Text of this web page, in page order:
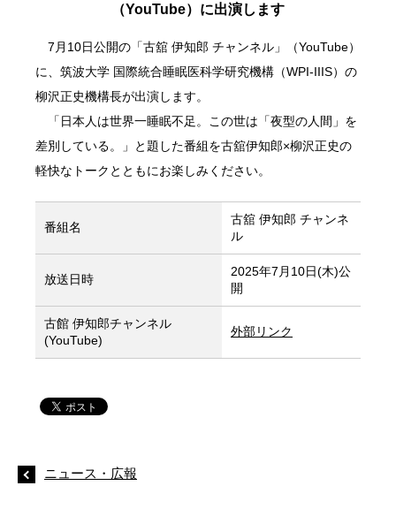
（YouTube）に出演します
7月10日公開の「古舘󠄁 伊知郎 チャンネル」（YouTube）
に、筑波大学 国際統合睡眠医科学研究機構（WPI-IIIS）の
柳沢正史機構長が出演します。
「日本人は世界一睡眠不足。この世は「夜型の人間」を
差別している。」と題した番組を古舘伊知郎×柳沢正史の
軽快なトークとともにお楽しみください。
番組名
古舘󠄁 伊知郎 チャンネ
ル
放送日時
2025年7月10日(木)公
開
古館 伊知郎チャンネル
(YouTube)
外部リンク
ニュース・広報